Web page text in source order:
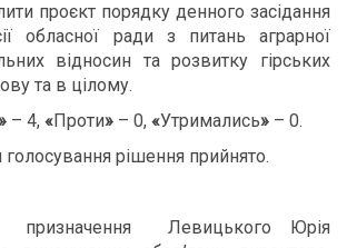
проєкт порядку денного засідання
обласної ради з питань аграрної
відносин та розвитку гірських
та в цілому.
– 4, «Проти» – 0, «Утримались» – 0.
голосування рішення прийнято.
Левицького Юрія